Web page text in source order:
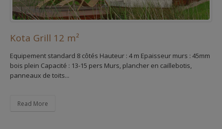
Kota Grill 12 m²
Equipement standard 8 côtés Hauteur : 4 m Epaisseur murs : 45mm
bois plein Capacité : 13-15 pers Murs, plancher en caillebotis,
panneaux de toits...
Read More